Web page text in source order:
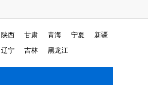
陕西 甘肃 青海 宁夏 新疆
辽宁 吉林 黑龙江